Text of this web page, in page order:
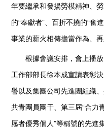
年要繼承和發揚勞模精神、
的“奉獻者”、百折不撓的“奮
事業的薪火相傳擔當作為、再
根據會議安排，會上播放
工作部部長徐本成宣讀表彰
譽以及集團公司先進團組織
共青團員團干、第三屆“合力
愿者優秀個人”等稱號的先進